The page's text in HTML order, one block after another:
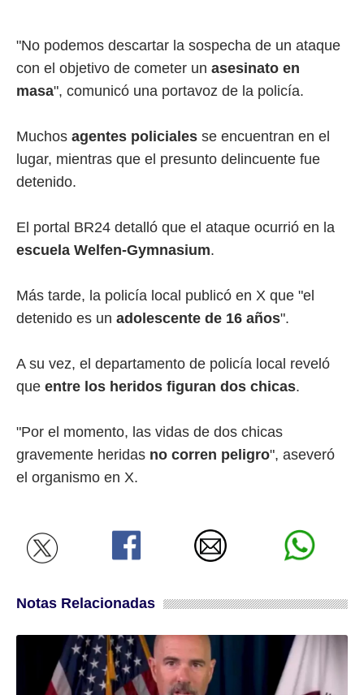
"No podemos descartar la sospecha de un ataque
con el objetivo de cometer un asesinato en
masa", comunicó una portavoz de la policía.
Muchos agentes policiales se encuentran en el
lugar, mientras que el presunto delincuente fue
detenido.
El portal BR24 detalló que el ataque ocurrió en la
escuela Welfen-Gymnasium.
Más tarde, la policía local publicó en X que "el
detenido es un adolescente de 16 años".
A su vez, el departamento de policía local reveló
que entre los heridos figuran dos chicas.
"Por el momento, las vidas de dos chicas
gravemente heridas no corren peligro", aseveró
el organismo en X.
Notas Relacionadas